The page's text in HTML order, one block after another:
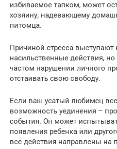
избиваемое тапком, может
хозяину, надевающему
питомца.
Причиной стресса выступают
насильственные действия,
частом нарушении личного
отстаивать свою свободу.
Если ваш усатый любимец
возможность уединения –
события. Он может
появления ребенка или
все действия направлены на